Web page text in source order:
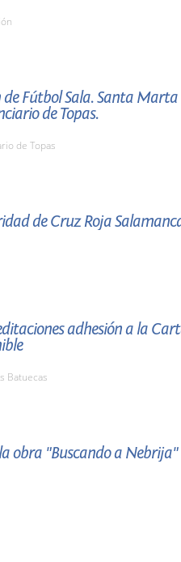
Fútbol Sala. Santa Marta
de Topas.
de Topas
de Cruz Roja
adhesión a la
Batuecas
obra "Buscando a Nebrija"